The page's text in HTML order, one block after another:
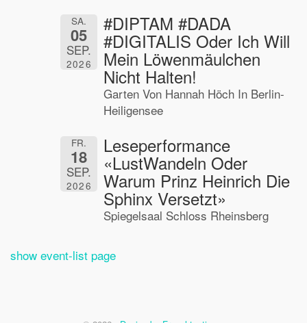
SA.
05
SEP.
2026
#DIPTAM #DADA
#DIGITALIS Oder Ich Will
Mein Löwenmäulchen
Nicht Halten!
Garten Von Hannah Höch In Berlin-
Heiligensee
FR.
18
SEP.
2026
Leseperformance
«LustWandeln Oder
Warum Prinz Heinrich Die
Sphinx Versetzt»
Spiegelsaal Schloss Rheinsberg
show event-list page